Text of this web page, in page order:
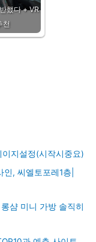
했다 + VR
천
지설정(시작시중요)
, 씨엘토포레1층|
샴 미니 가방 솔직히